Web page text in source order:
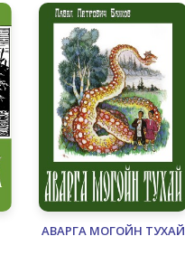
АВАРГА МОГОЙН ТУХАЙ